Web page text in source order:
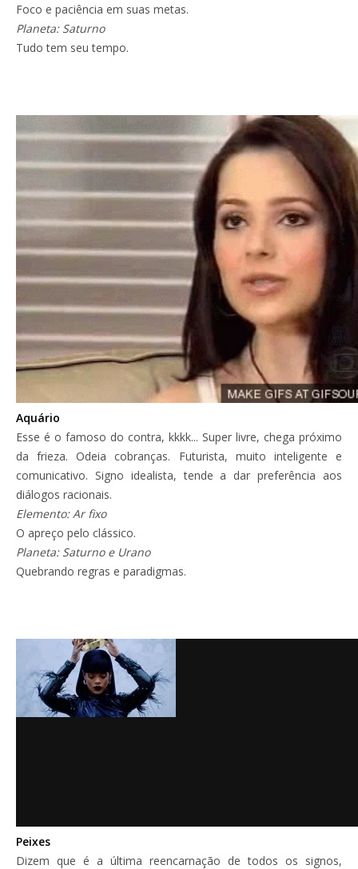
Foco e paciência em suas metas.
Planeta: Saturno
Tudo tem seu tempo.
Aquário
Esse é o famoso do contra, kkkk... Super livre, chega próximo
da frieza. Odeia cobranças. Futurista, muito inteligente e
comunicativo. Signo idealista, tende a dar preferência aos
diálogos racionais.
Elemento: Ar fixo
O apreço pelo clássico.
Planeta: Saturno e Urano
Quebrando regras e paradigmas.
Peixes
Dizem que é a última reencarnação de todos os signos,